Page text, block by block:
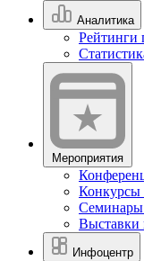
Аналитика
Рейтинги
Мероприятия
Конкурсы
Семинары
Выставки
Инфоцентр